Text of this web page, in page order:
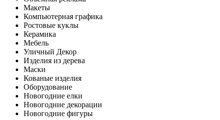
Макеты
Компьютерная графика
Ростовые куклы
Керамика
Мебель
Уличный Декор
Изделия из дерева
Маски
Кованые изделия
Оборудование
Новогодние елки
Новогодние декорации
Новогодние фигуры